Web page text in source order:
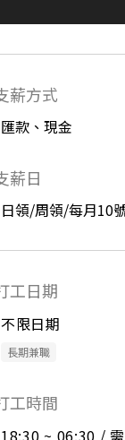
薪方式
匯款、現金
薪日
日領/周領/每月10
工日期
不限日期
長期兼職
工時間
18:30 ~ 06:30 /